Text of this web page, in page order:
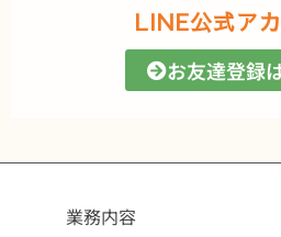
LINE公式ア
お友達登録
業務内容